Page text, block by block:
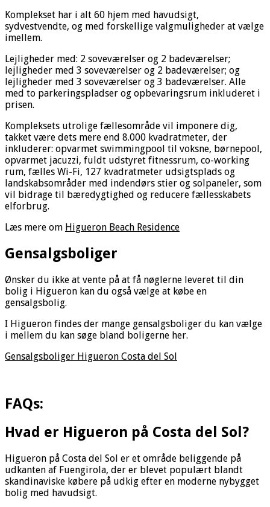
Komplekset har i alt 60 hjem med havudsigt,
sydvestvendte, og med forskellige valgmuligheder at vælge
imellem.
Lejligheder med: 2 soveværelser og 2 badeværelser;
lejligheder med 3 soveværelser og 2 badeværelser; og
lejligheder med 3 soveværelser og 3 badeværelser. Alle
med to parkeringspladser og opbevaringsrum inkluderet i
prisen.
Kompleksets utrolige fællesområde vil imponere dig,
takket være dets mere end 8.000 kvadratmeter, der
inkluderer: opvarmet swimmingpool til voksne, børnepool,
opvarmet jacuzzi, fuldt udstyret fitnessrum, co-working
rum, fælles Wi-Fi, 127 kvadratmeter udsigtsplads og
landskabsområder med indendørs stier og solpaneler, som
vil bidrage til bæredygtighed og reducere fællesskabets
elforbrug.
Læs mere om Higueron Beach Residence
Gensalgsboliger
Ønsker du ikke at vente på at få nøglerne leveret til din
bolig i Higueron kan du også vælge at købe en
gensalgsbolig.
I Higueron findes der mange gensalgsboliger du kan vælge
i mellem du kan søge bland boligerne her.
Gensalgsboliger Higueron Costa del Sol
FAQs:
Hvad er Higueron på Costa del Sol?
Higueron på Costa del Sol er et område beliggende på
udkanten af Fuengirola, der er blevet populært blandt
skandinaviske købere på udkig efter en moderne nybygget
bolig med havudsigt.